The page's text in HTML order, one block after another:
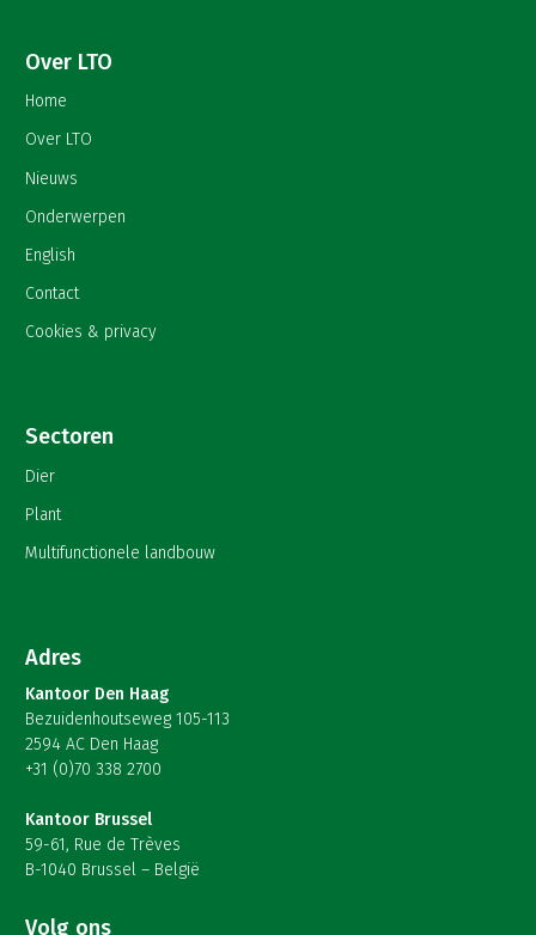
Over LTO
Home
Over LTO
Nieuws
Onderwerpen
English
Contact
Cookies & privacy
Sectoren
Dier
Plant
Multifunctionele landbouw
Adres
Kantoor Den Haag
Bezuidenhoutseweg 105-113
2594 AC Den Haag
+31 (0)70 338 2700
Kantoor Brussel
59-61, Rue de Trèves
B-1040 Brussel – België
Volg ons